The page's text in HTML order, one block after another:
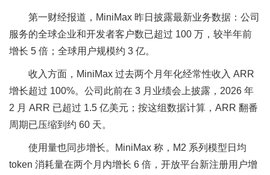
第一财经报道，MiniMax 昨日披露最新业务数据：公司
服务的全球企业和开发者客户数已超过 100 万，较半年前
增长 5 倍；全球用户规模约 3 亿。
收入方面，MiniMax 过去两个月年化经常性收入 ARR
增长超过 100%。公司此前在 3 月业绩会上披露，2026 年
2 月 ARR 已超过 1.5 亿美元；按这组数据计算，ARR 翻番
周期已压缩到约 60 天。
使用量也同步增长。MiniMax 称，M2 系列模型日均
token 消耗量在两个月内增长 6 倍，开放平台新注册用户增